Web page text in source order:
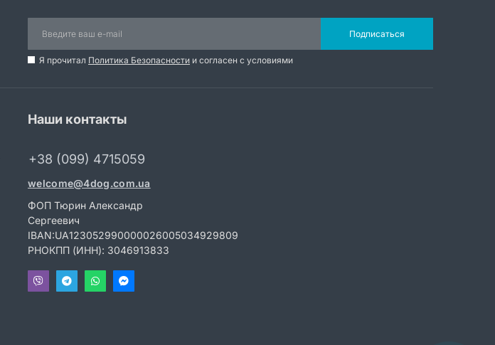
Подписаться
Я прочитал Политика Безопасности и согласен с условиями
Наши контакты
+38 (099) 4715059
welcome@4dog.com.ua
ФОП Тюрин Александр
Сергеевич
IBAN:UA123052990000026005034929809
РНОКПП (ИНН): 3046913833